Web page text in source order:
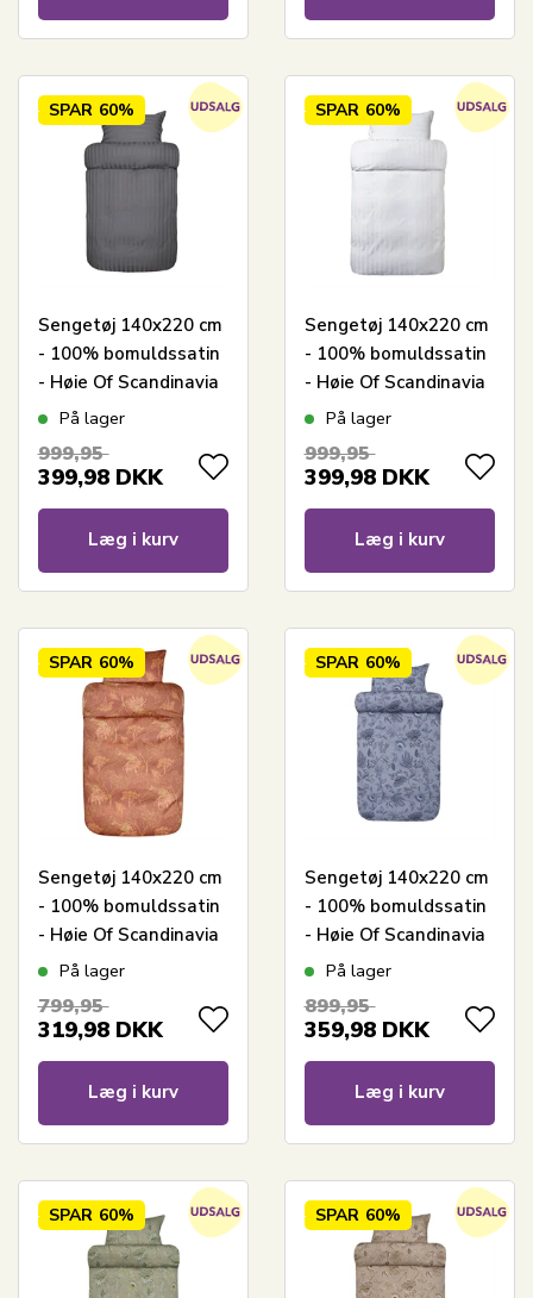
SPAR 60%
Sengetøj 140x220 cm
- 100% bomuldssatin
- Høie Of Scandinavia
- London Grå
På lager
999,95
399,98 DKK
Læg i kurv
SPAR 60%
Sengetøj 140x220 cm
- 100% bomuldssatin
- Høie Of Scandinavia
- London Hvid
På lager
999,95
399,98 DKK
Læg i kurv
SPAR 60%
Sengetøj 140x220 cm
- 100% bomuldssatin
- Høie Of Scandinavia
- Margrethe
På lager
799,95
319,98 DKK
Læg i kurv
SPAR 60%
Sengetøj 140x220 cm
- 100% bomuldssatin
- Høie Of Scandinavia
- Mille Denim Blå
På lager
899,95
359,98 DKK
Læg i kurv
SPAR 60% SPAR 60%